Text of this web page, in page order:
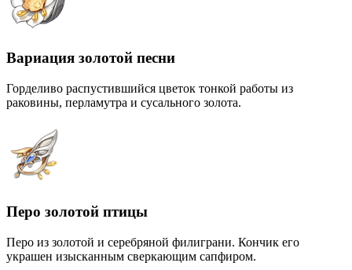
Вариация золотой песни
Горделиво распустившийся цветок тонкой работы из
раковины, перламутра и сусального золота.
Перо золотой птицы
Перо из золотой и серебряной филиграни. Кончик его
украшен изысканным сверкающим сапфиром.